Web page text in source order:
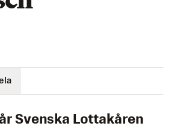
Svenska Lottakåren